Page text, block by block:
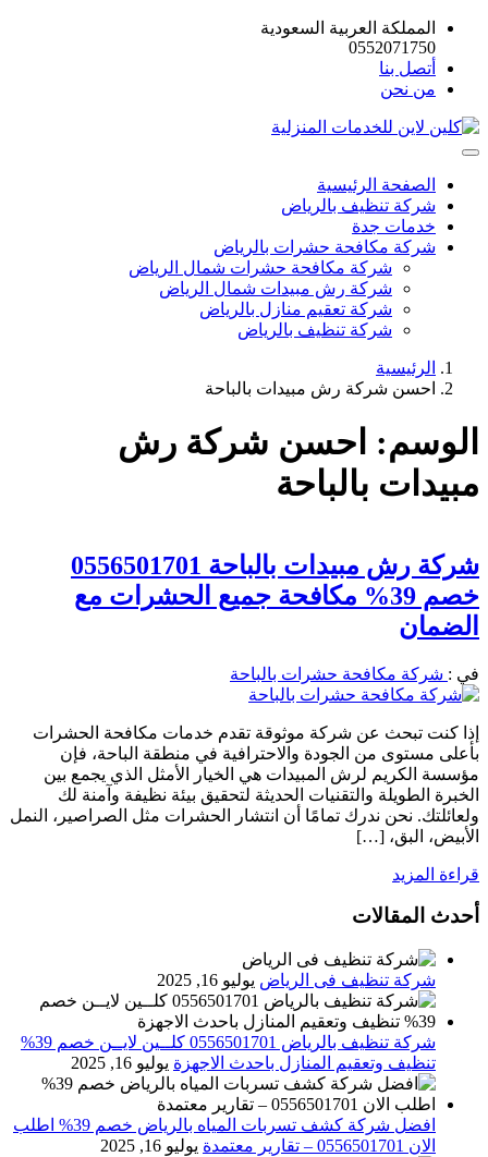
المملكة العربية السعودية
0552071750
أتصل بنا
من نحن
الصفحة الرئيسية
شركة تنظيف بالرياض
خدمات جدة
شركة مكافحة حشرات بالرياض
شركة مكافحة حشرات شمال الرياض
شركة رش مبيدات شمال الرياض
شركة تعقيم منازل بالرياض
شركة تنظيف بالرياض
الرئيسية
احسن شركة رش مبيدات بالباحة
الوسم: احسن شركة رش
مبيدات بالباحة
شركة رش مبيدات بالباحة 0556501701
خصم 39% مكافحة جميع الحشرات مع
الضمان
في : شركة مكافحة حشرات بالباحة
إذا كنت تبحث عن شركة موثوقة تقدم خدمات مكافحة الحشرات
بأعلى مستوى من الجودة والاحترافية في منطقة الباحة، فإن
مؤسسة الكريم لرش المبيدات هي الخيار الأمثل الذي يجمع بين
الخبرة الطويلة والتقنيات الحديثة لتحقيق بيئة نظيفة وآمنة لك
ولعائلتك. نحن ندرك تمامًا أن انتشار الحشرات مثل الصراصير، النمل
الأبيض، البق، […]
قراءة المزيد
أحدث المقالات
شركة تنظيف فى الرياض يوليو 16, 2025
شركة تنظيف بالرياض 0556501701 كلــين لايــن خصم 39%
تنظيف وتعقيم المنازل باحدث الاجهزة يوليو 16, 2025
افضل شركة كشف تسربات المياه بالرياض خصم 39% اطلب
الان 0556501701‬‏ – تقارير معتمدة
يوليو 16, 2025